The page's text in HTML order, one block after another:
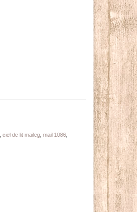
ciel de lit maileg, mail 1086,